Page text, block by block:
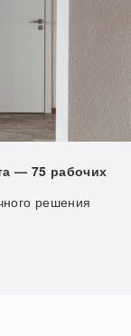
— 75 рабочих
решения